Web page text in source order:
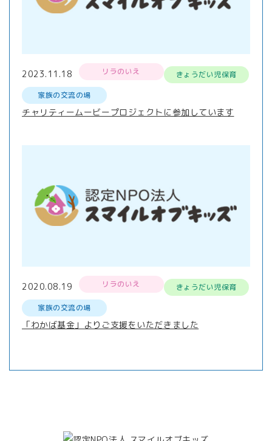
2023.11.18 リラのいえ
きょうだい児保育
家族の交流の場
チャリティームービープロジェクトに参加しています
2020.08.19 リラのいえ
きょうだい児保育
家族の交流の場
「わかば基金」よりご支援をいただきました